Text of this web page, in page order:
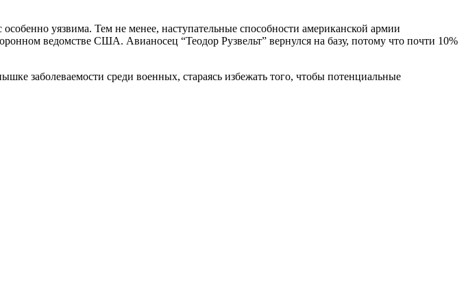
уязвима. Тем не менее, наступательные способности американской армии
ведомстве США. Авианосец “Теодор Рузвельт” вернулся на базу, потому что почти 10%
заболеваемости среди военных, стараясь избежать того, чтобы потенциальные